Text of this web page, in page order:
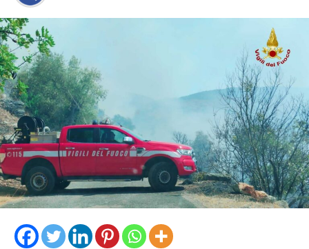
Ospiti della serata il regista Christian Marazziti e Marco
Giallini, che hanno incontrato il pubblico al termine
della proiezione, raccontando la realizzazione del film e
condividendo aneddoti ed esperienze legate al set e al
loro lavoro nel cinema. Tra gli ospiti presenti anche il
regista Paolo Genovese, già protagonista della serata
inaugurale della rassegna.